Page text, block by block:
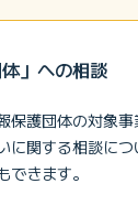
」への相談
護団体の対象事
に関する相談に
きます。